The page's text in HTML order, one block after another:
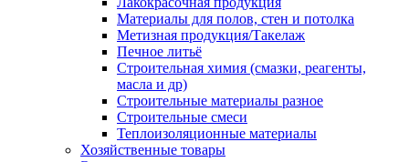
Материалы для полов, стен и потолка
Метизная продукция/Такелаж
Печное литьё
Строительная химия (смазки, реагенты,
масла и др)
Строительные материалы разное
Строительные смеси
Теплоизоляционные материалы
Хозяйственные товары